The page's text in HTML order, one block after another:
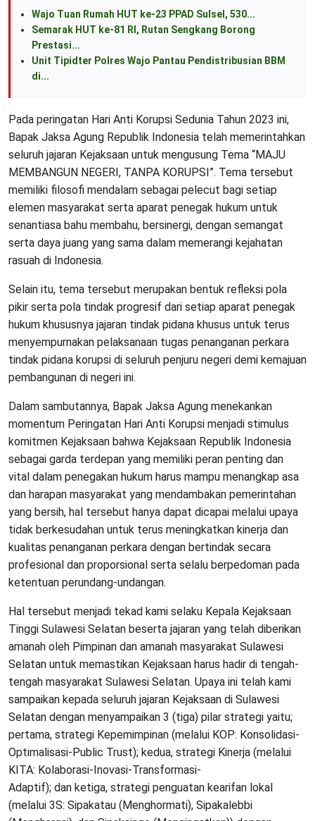
Wajo Tuan Rumah HUT ke-23 PPAD Sulsel, 530...
Semarak HUT ke-81 RI, Rutan Sengkang Borong
Prestasi...
Unit Tipidter Polres Wajo Pantau Pendistribusian BBM
di...
Pada peringatan Hari Anti Korupsi Sedunia Tahun 2023 ini,
Bapak Jaksa Agung Republik Indonesia telah memerintahkan
seluruh jajaran Kejaksaan untuk mengusung Tema “MAJU
MEMBANGUN NEGERI, TANPA KORUPSI”. Tema tersebut
memiliki filosofi mendalam sebagai pelecut bagi setiap
elemen masyarakat serta aparat penegak hukum untuk
senantiasa bahu membahu, bersinergi, dengan semangat
serta daya juang yang sama dalam memerangi kejahatan
rasuah di Indonesia.
Selain itu, tema tersebut merupakan bentuk refleksi pola
pikir serta pola tindak progresif dari setiap aparat penegak
hukum khususnya jajaran tindak pidana khusus untuk terus
menyempurnakan pelaksanaan tugas penanganan perkara
tindak pidana korupsi di seluruh penjuru negeri demi kemajuan
pembangunan di negeri ini.
Dalam sambutannya, Bapak Jaksa Agung menekankan
momentum Peringatan Hari Anti Korupsi menjadi stimulus
komitmen Kejaksaan bahwa Kejaksaan Republik Indonesia
sebagai garda terdepan yang memiliki peran penting dan
vital dalam penegakan hukum harus mampu menangkap asa
dan harapan masyarakat yang mendambakan pemerintahan
yang bersih, hal tersebut hanya dapat dicapai melalui upaya
tidak berkesudahan untuk terus meningkatkan kinerja dan
kualitas penanganan perkara dengan bertindak secara
profesional dan proporsional serta selalu berpedoman pada
ketentuan perundang-undangan.
Hal tersebut menjadi tekad kami selaku Kepala Kejaksaan
Tinggi Sulawesi Selatan beserta jajaran yang telah diberikan
amanah oleh Pimpinan dan amanah masyarakat Sulawesi
Selatan untuk memastikan Kejaksaan harus hadir di tengah-
tengah masyarakat Sulawesi Selatan. Upaya ini telah kami
sampaikan kepada seluruh jajaran Kejaksaan di Sulawesi
Selatan dengan menyampaikan 3 (tiga) pilar strategi yaitu;
pertama, strategi Kepemimpinan (melalui KOP: Konsolidasi-
Optimalisasi-Public Trust); kedua, strategi Kinerja (melalui
KITA: Kolaborasi-Inovasi-Transformasi-
Adaptif); dan ketiga, strategi penguatan kearifan lokal
(melalui 3S: Sipakatau (Menghormati), Sipakalebbi